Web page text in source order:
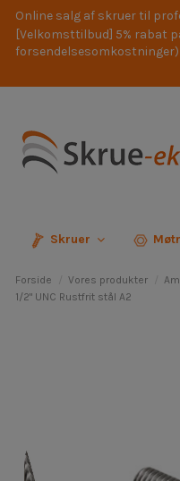
Online salg af skruer til
[Velkomsttilbud] 5% rabat
forsendelsesomkostninger)
Skruer
Forside Vores produkter
1/2" UNC Rustfrit stål A2